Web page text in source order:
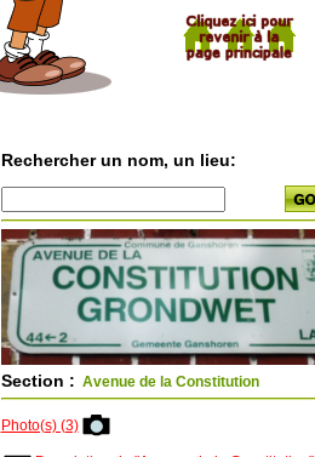
Rechercher un nom, un lieu:
Section : Avenue de la Constitution
Photo(s) (3)